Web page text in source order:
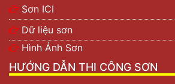
Sơn ICI
Dữ liệu sơn
Hình Ảnh Sơn
HƯỚNG DẪN THI CÔNG SƠN